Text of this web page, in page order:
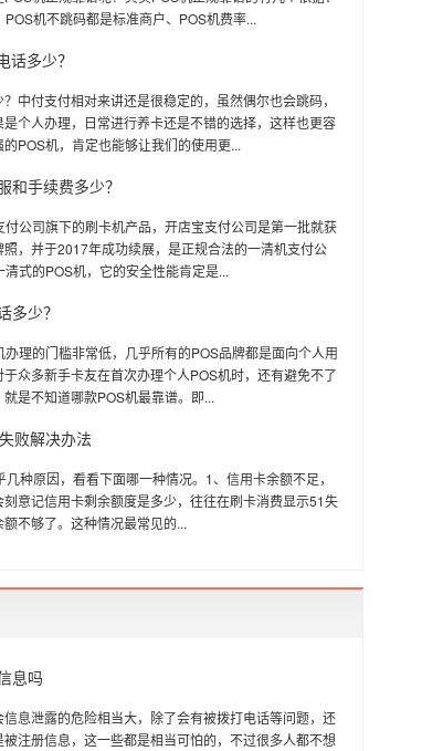
机不跳码都是标准商户、POS机费率...
话多少？
中付支付相对来讲还是很稳定的，虽然偶尔也会跳码，
个人办理，日常进行养卡还是不错的选择，这样也更容
POS机，肯定也能够让我们的使用更...
和手续费多少？
公司旗下的刷卡机产品，开店宝支付公司是第一批就获
，并于2017年成功续展，是正规合法的一清机支付公
式的POS机，它的安全性能肯定是...
多少？
办理的门槛非常低，几乎所有的POS品牌都是面向个人用
众多新手卡友在首次办理个人POS机时，还有避免不了
是不知道哪款POS机最靠谱。即...
败解决办法
种原因，看看下面哪一种情况。1、信用卡余额不足，
意记信用卡剩余额度是多少，往往在刷卡消费显示51失
不够了。这种情况最常见的...
息吗
息泄露的危险相当大，除了会有被拨打电话等问题，还
注册信息，这一些都是相当可怕的，不过很多人都不想